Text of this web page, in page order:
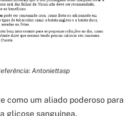
Antoniettasp
como um aliado poderoso para
glicose sanguínea,